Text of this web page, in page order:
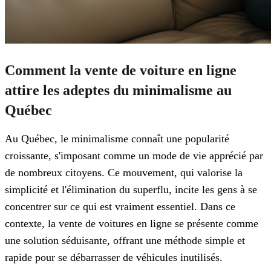
Comment la vente de voiture en ligne
attire les adeptes du minimalisme au
Québec
Au Québec, le minimalisme connaît une popularité
croissante, s'imposant comme un mode de vie apprécié par
de nombreux citoyens. Ce mouvement, qui valorise la
simplicité et l'élimination du superflu, incite les gens à se
concentrer sur ce qui est vraiment essentiel. Dans ce
contexte, la vente de voitures en ligne se présente comme
une solution séduisante, offrant une méthode simple et
rapide pour se débarrasser de véhicules inutilisés.